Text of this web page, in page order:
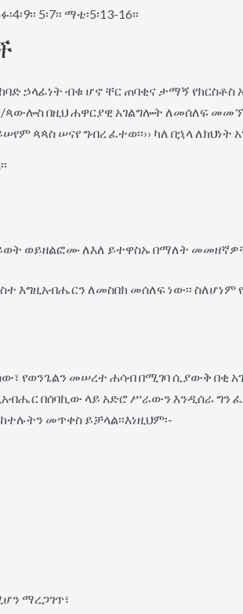
5፡7፡፡ ማቴ፡5፡13-16፡፡
ኃላፊነት ብቁ ሆኖ ቸር ጠባቂና ታማኝ
ቅ/ጳውሎስ በዚህ ሐዋርያዊ አገልግሎት ለመሰለፍ
ጳጳስ ሠናየ ግብረ ፈተወ፡፡›› ካለ በኋላ ለክህነት
ለእለ ይተዋስኡ በማለት መመዘኛዎቹን
እግዚአብሔርን ለመስበክ መሰለፍ ነው፡፡
የወንጌልን መሠረተ ሐሳብ በሚገባ ሲያውቅ በቂ
በሰባኪው ላይ አድሮ ሥራውን እንዲሰራ ግን
መጥቀስ ይቻላል፡፡እነዚህም፡-
ማረጋገጥ፣